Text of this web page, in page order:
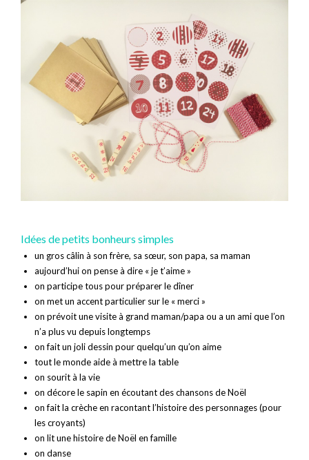
Idées de petits bonheurs simples
un gros câlin à son frère, sa sœur, son papa, sa maman
aujourd’hui on pense à dire « je t’aime »
on participe tous pour préparer le dîner
on met un accent particulier sur le « merci »
on prévoit une visite à grand maman/papa ou a un ami que l’on
n’a plus vu depuis longtemps
on fait un joli dessin pour quelqu’un qu’on aime
tout le monde aide à mettre la table
on sourit à la vie
on décore le sapin en écoutant des chansons de Noël
on fait la crèche en racontant l’histoire des personnages (pour
les croyants)
on lit une histoire de Noël en famille
on danse